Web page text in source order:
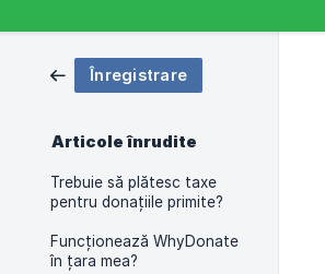
Înregistrare
Articole înrudite
Trebuie să plătesc taxe
pentru donațiile primite?
Funcționează WhyDonate
în țara mea?